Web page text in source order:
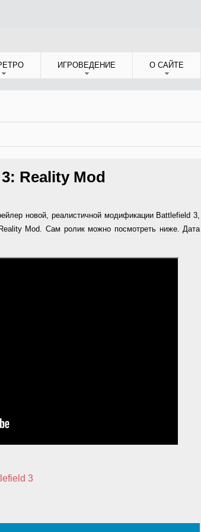
ИГРОВЕДЕНИЕ О САЙТЕ
Reality Mod
новой, реалистичной модификации Battlefield 3,
Mod. Сам ролик можно посмотреть ниже. Дата
3